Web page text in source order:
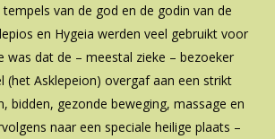
van de god en de godin van de
en Hygeia werden veel gebruikt voor
was dat de – meestal zieke – bezoeker
(het Asklepeion) overgaf aan een strikt
bidden, gezonde beweging, massage en
naar een speciale heilige plaats –